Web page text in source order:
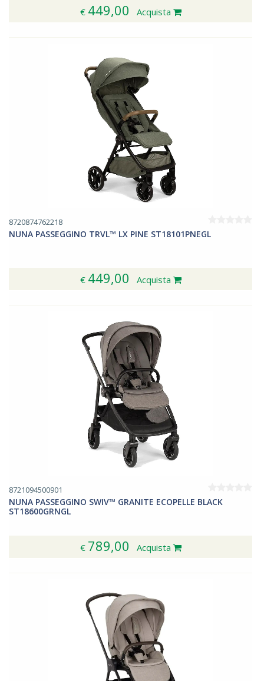
€ 449,00 Acquista
8720874762218
NUNA PASSEGGINO TRVL™ LX PINE ST18101PNEGL
€ 449,00 Acquista
8721094500901
NUNA PASSEGGINO SWIV™ GRANITE ECOPELLE BLACK
ST18600GRNGL
€ 789,00 Acquista